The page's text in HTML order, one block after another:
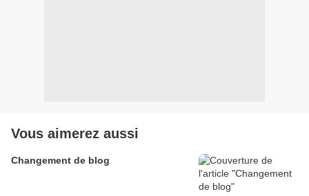
Vous aimerez aussi
Changement de blog